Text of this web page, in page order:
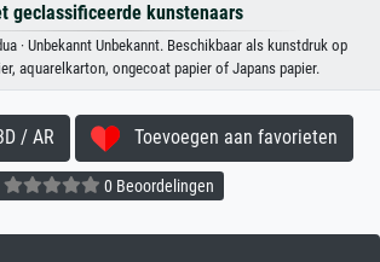
geclassificeerde kunstenaars
· Unbekannt Unbekannt. Beschikbaar als kunstdruk op
aquarelkarton, ongecoat papier of Japans papier.
/ AR Toevoegen aan favorieten
0 Beoordelingen